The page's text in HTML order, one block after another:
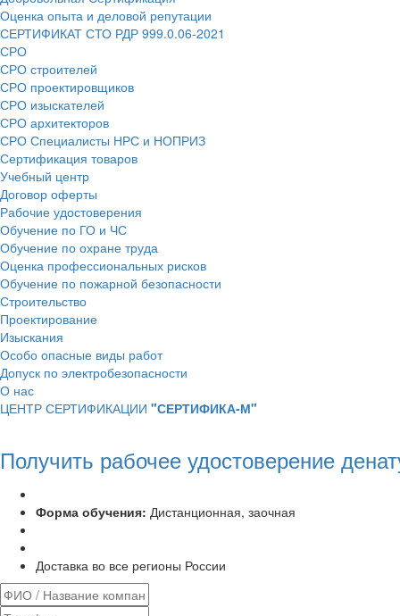
Оценка опыта и деловой репутации
СЕРТИФИКАТ СТО РДР 999.0.06-2021
СРО
СРО строителей
СРО проектировщиков
СРО изыскателей
СРО архитекторов
СРО Специалисты НРС и НОПРИЗ
Сертификация товаров
Учебный центр
Договор оферты
Рабочие удостоверения
Обучение по ГО и ЧС
Обучение по охране труда
Оценка профессиональных рисков
Обучение по пожарной безопасности
Строительство
Проектирование
Изыскания
Особо опасные виды работ
Допуск по электробезопасности
О нас
ЦЕНТР СЕРТИФИКАЦИИ "СЕРТИФИКА-М"
Получить рабочее удостоверение
Форма обучения: Дистанционная, заочная
Доставка во все регионы России